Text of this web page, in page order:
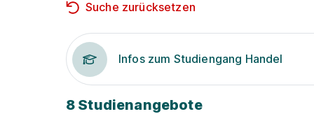
Suche zurücksetzen
Infos zum Studiengang Handel
8 Studienangebote